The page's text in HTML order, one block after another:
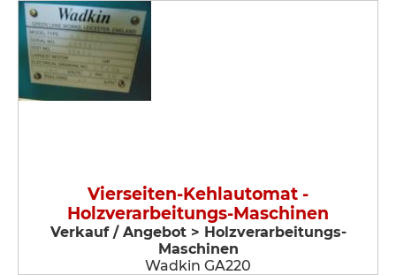
Vierseiten-Kehlautomat -
Holzverarbeitungs-Maschinen
Verkauf / Angebot > Holzverarbeitungs-
Maschinen
Wadkin GA220